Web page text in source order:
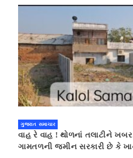
ગુજરાત સમાચાર
વાહ રે વાહ ! થોળનાં તલાટીને
ગામતળની જમીન સરકારી છે કે